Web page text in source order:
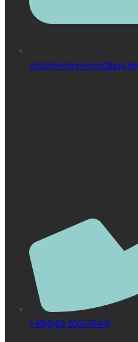
info@medici-vermittlung.de
+49(0)89 2000764-0